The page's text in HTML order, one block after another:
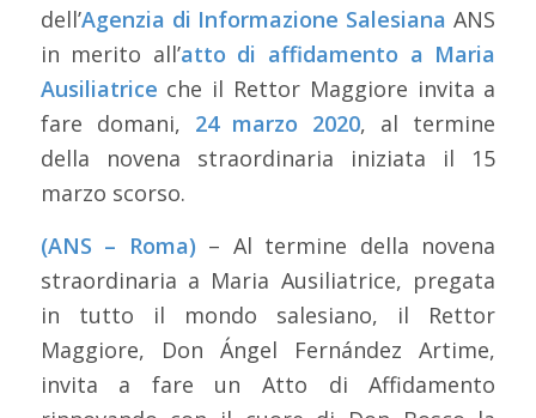
dell’Agenzia di Informazione Salesiana ANS
in merito all’atto di affidamento a Maria
Ausiliatrice che il Rettor Maggiore invita a
fare domani, 24 marzo 2020, al termine
della novena straordinaria iniziata il 15
marzo scorso.
(ANS – Roma) – Al termine della novena
straordinaria a Maria Ausiliatrice, pregata
in tutto il mondo salesiano, il Rettor
Maggiore, Don Ángel Fernández Artime,
invita a fare un Atto di Affidamento